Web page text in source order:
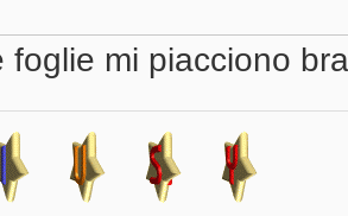
foglie mi piacciono